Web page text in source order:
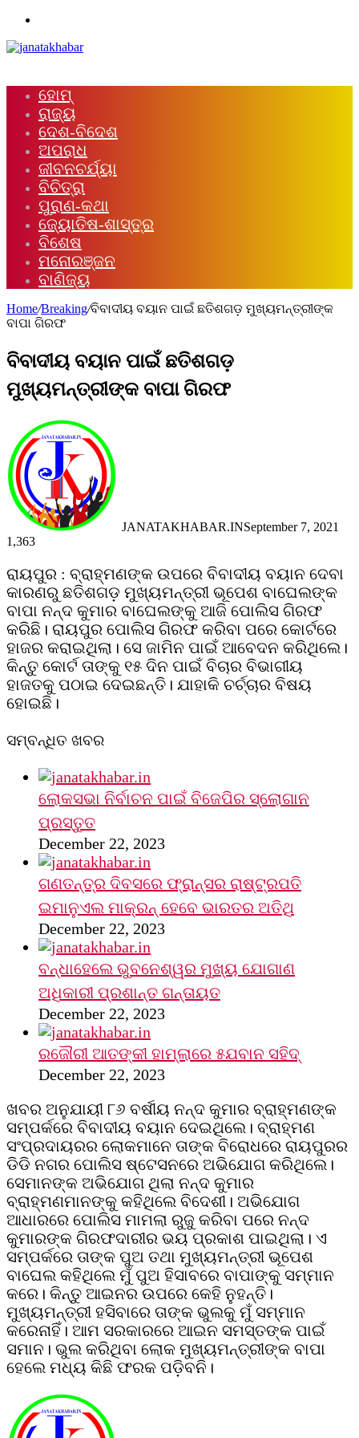
ହୋମ୍
ରାଜ୍ୟ
ଦେଶ-ବିଦେଶ
ଅପରାଧ
ଜୀବନଚର୍ଯ୍ୟା
ବିଚିତ୍ରା
ପୁରାଣ-କଥା
ଜ୍ୟୋତିଷ-ଶାସ୍ତ୍ର
ବିଶେଷ
ମନୋରଞ୍ଜନ
ବାଣିଜ୍ୟ
Home/Breaking/ବିବାଦୀୟ ବୟାନ ପାଇଁ ଛତିଶଗଡ଼ ମୁଖ୍ୟମନ୍ତ୍ରୀଙ୍କ
ବାପା ଗିରଫ
ବିବାଦୀୟ ବୟାନ ପାଇଁ ଛତିଶଗଡ଼
ମୁଖ୍ୟମନ୍ତ୍ରୀଙ୍କ ବାପା ଗିରଫ
JANATAKHABAR.INSeptember 7, 2021
1,363
ରାୟପୁର : ବ୍ରାହ୍ମଣଙ୍କ ଉପରେ ବିବାଦୀୟ ବୟାନ ଦେବା
କାରଣରୁ ଛତିଶଗଡ଼ ମୁଖ୍ୟମନ୍ତ୍ରୀ ଭୂପେଶ ବାଘେଲଙ୍କ
ବାପା ନନ୍ଦ କୁମାର ବାଘେଲଙ୍କୁ ଆଜି ପୋଲିସ ଗିରଫ
କରିଛି। ରାୟପୁର ପୋଲିସ ଗିରଫ କରିବା ପରେ କୋର୍ଟରେ
ହାଜର କରାଇଥିଲା। ସେ ଜାମିନ ପାଇଁ ଆବେଦନ କରିଥିଲେ।
କିନ୍ତୁ କୋର୍ଟ ତାଙ୍କୁ ୧୫ ଦିନ ପାଇଁ ବିଚାର ବିଭାଗୀୟ
ହାଜତକୁ ପଠାଇ ଦେଇଛନ୍ତି। ଯାହାକି ଚର୍ଚ୍ଚାର ବିଷୟ
ହୋଇଛି।
ସମ୍ବନ୍ଧିତ ଖବର
ଲୋକସଭା ନିର୍ବାଚନ ପାଇଁ ବିଜେପିର ସ୍ଲୋଗାନ
ପ୍ରସ୍ତୁତ
December 22, 2023
ଗଣତନ୍ତ୍ର ଦିବସରେ ଫ୍ରାନ୍ସର ରାଷ୍ଟ୍ରପତି
ଇମାନୁଏଲ ମାକ୍ରନ୍‌ ହେବେ ଭାରତର ଅତିଥି
December 22, 2023
ବନ୍ଧାହେଲେ ଭୁବନେଶ୍ୱର ମୁଖ୍ୟ ଯୋଗାଣ
ଅଧିକାରୀ ପ୍ରଶାନ୍ତ ଗନ୍ତାୟତ
December 22, 2023
ରଜୌରୀ ଆତଙ୍କୀ ହାମ୍‌ଲାରେ ୫ଯବାନ ସହିଦ୍
December 22, 2023
ଖବର ଅନୁଯାୟୀ ୮୬ ବର୍ଷୀୟ ନନ୍ଦ କୁମାର ବ୍ରାହ୍ମଣଙ୍କ
ସମ୍ପର୍କରେ ବିବାଦୀୟ ବୟାନ ଦେଇଥିଲେ। ବ୍ରାହ୍ମଣ
ସଂପ୍ରଦାୟରର ଲୋକମାନେ ତାଙ୍କ ବିରୋଧରେ ରାୟପୁରର
ଡିଡି ନଗର ପୋଲିସ ଷ୍ଟେସନରେ ଅଭିଯୋଗ କରିଥିଲେ।
ସେମାନଙ୍କ ଅଭିଯୋଗ ଥିଲା ନନ୍ଦ କୁମାର
ବ୍ରାହ୍ମଣମାନଙ୍କୁ କହିଥିଲେ ବିଦେଶୀ। ଅଭିଯୋଗ
ଆଧାରରେ ପୋଲିସ ମାମଲା ରୁଜୁ କରିବା ପରେ ନନ୍ଦ
କୁମାରଙ୍କ ଗିରଫଦାରୀର ଭୟ ପ୍ରକାଶ ପାଇଥିଲା। ଏ
ସମ୍ପର୍କରେ ତାଙ୍କ ପୁଅ ତଥା ମୁଖ୍ୟମନ୍ତ୍ରୀ ଭୂପେଶ
ବାଘେଲ କହିଥିଲେ ମୁଁ ପୁଅ ହିସାବରେ ବାପାଙ୍କୁ ସମ୍ମାନ
କରେ। କିନ୍ତୁ ଆଇନର ଉପରେ କେହି ନୁହନ୍ତି।
ମୁଖ୍ୟମନ୍ତ୍ରୀ ହସିବାରେ ତାଙ୍କ ଭୁଲକୁ ମୁଁ ସମ୍ମାନ
କରେନାହିଁ। ଆମ ସରକାରରେ ଆଇନ ସମସ୍ତଙ୍କ ପାଇଁ
ସମାନ। ଭୁଲ କରିଥିବା ଲୋକ ମୁଖ୍ୟମନ୍ତ୍ରୀଙ୍କ ବାପା
ହେଲେ ମଧ୍ୟ କିଛି ଫରକ ପଡ଼ିବନି।